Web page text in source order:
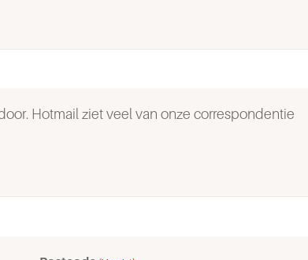
Hotmail ziet veel van onze correspondentie